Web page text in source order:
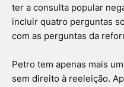
ter a consulta popular
incluir quatro perguntas
com as perguntas da
Petro tem apenas mais
sem direito à reeleição.